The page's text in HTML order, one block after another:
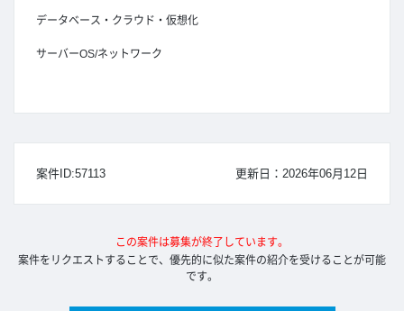
データベース・クラウド・仮想化
サーバーOS/ネットワーク
更新日：2026年06月12日
案件ID:57113
この案件は募集が終了しています。
案件をリクエストすることで、優先的に似た案件の紹介を受けることが可能
です。